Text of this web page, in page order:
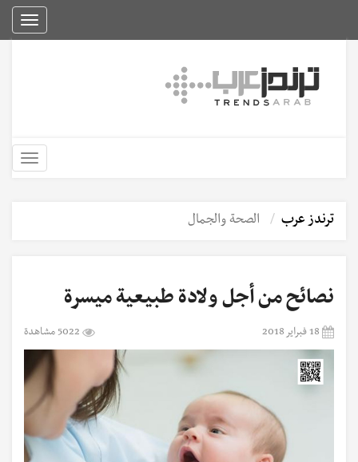
Toggle
Toggle
ترندز عرب الصحة والجمال
نصائح من أجل ولادة طبيعية ميسرة
18 فبراير 2018 5022 مشاهدة